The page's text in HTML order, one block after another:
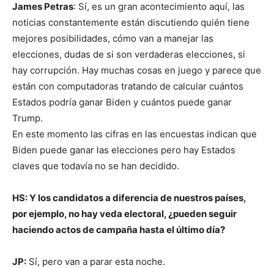
James Petras: Sí, es un gran acontecimiento aquí, las
noticias constantemente están discutiendo quién tiene
mejores posibilidades, cómo van a manejar las
elecciones, dudas de si son verdaderas elecciones, si
hay corrupción. Hay muchas cosas en juego y parece que
están con computadoras tratando de calcular cuántos
Estados podría ganar Biden y cuántos puede ganar
Trump.
En este momento las cifras en las encuestas indican que
Biden puede ganar las elecciones pero hay Estados
claves que todavía no se han decidido.
HS: Y los candidatos a diferencia de nuestros países,
por ejemplo, no hay veda electoral, ¿pueden seguir
haciendo actos de campaña hasta el último día?
JP: Sí, pero van a parar esta noche.